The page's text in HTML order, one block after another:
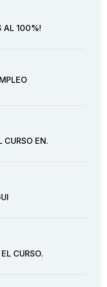
AL 100%!
CURSO EN.
CURSO.